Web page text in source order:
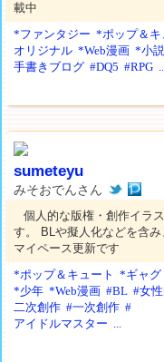
載中
*ファンタジー *ポップ＆キ
オリジナル *Web漫画 *小
手書きブログ #DQ5 #RPG
sumeteyu
みそおでんさん
個人的な版権・創作イラ
す。 BLや擬人化などを含
マイペース更新です
*ポップ＆キュート
*ギャグ
*少年 *Web漫画 #BL #女
二次創作 #一次創作 #
アイドルマスター ...